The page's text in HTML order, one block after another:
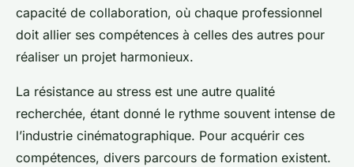
capacité de collaboration, où chaque professionnel
doit allier ses compétences à celles des autres pour
réaliser un projet harmonieux.
La résistance au stress est une autre qualité
recherchée, étant donné le rythme souvent intense de
l’industrie cinématographique. Pour acquérir ces
compétences, divers parcours de formation existent.